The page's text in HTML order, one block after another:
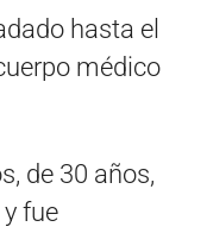
hasta el
médico
de 30 años,
fue